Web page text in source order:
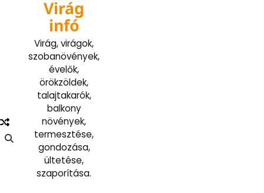
Virág
infó
Virág, virágok,
szobanövények,
évelők,
örökzöldek,
talajtakarók,
balkony
növények,
termesztése,
gondozása,
ültetése,
szaporítása.